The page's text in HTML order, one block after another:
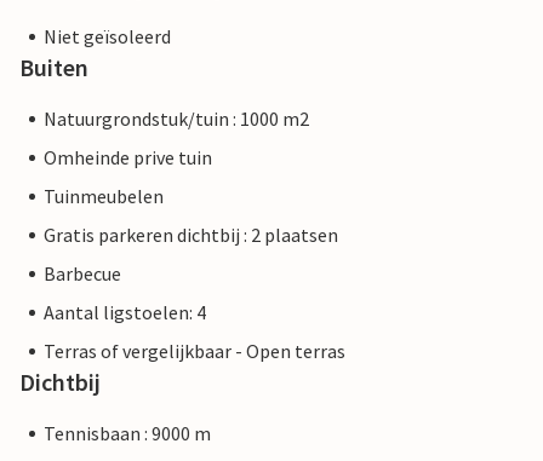
Niet geïsoleerd
Buiten
Natuurgrondstuk/tuin : 1000 m2
Omheinde prive tuin
Tuinmeubelen
Gratis parkeren dichtbij : 2 plaatsen
Barbecue
Aantal ligstoelen: 4
Terras of vergelijkbaar - Open terras
Dichtbij
Tennisbaan : 9000 m